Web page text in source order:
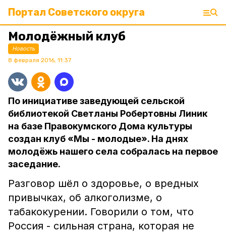
Портал Советского округа
Молодёжный клуб
Новость
8 февраля 2016, 11:37
По инициативе заведующей сельской
библиотекой Светланы Робертовны Линик
на базе Правокумского Дома культуры
создан клуб «Мы - молодые». На днях
молодёжь нашего села собралась на первое
заседание.
Разговор шёл о здоровье, о вредных
привычках, об алкоголизме, о
табакокурении. Говорили о том, что
Россия - сильная страна, которая не